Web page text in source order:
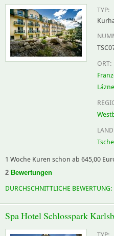
TYP:
ORT:
Lázne
1 Woche Kuren schon ab 645,00
2 Bewertungen
DURCHSCHNITTLICHE BEWERTUNG:
Spa Hotel Schlosspark